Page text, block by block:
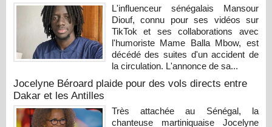
L'influenceur sénégalais Mansour
Diouf, connu pour ses vidéos sur
TikTok et ses collaborations avec
l'humoriste Mame Balla Mbow, est
décédé des suites d'un accident de
la circulation. L'annonce de sa...
Jocelyne Béroard plaide pour des vols directs entre
Dakar et les Antilles
Très attachée au Sénégal, la
chanteuse martiniquaise Jocelyne